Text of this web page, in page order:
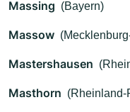
Massing (Bayern)
Massow
Mastershausen
Masthorn (Rheinland-